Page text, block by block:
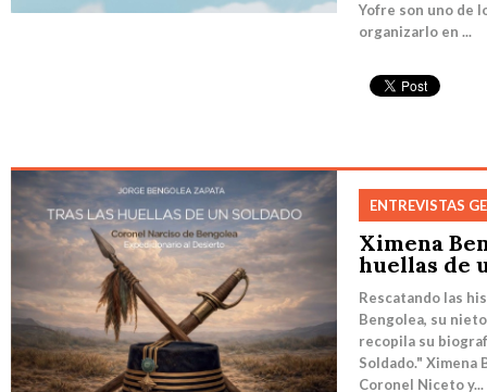
Yofre son uno de
organizarlo en ...
ENTREVISTAS
Ximena
huellas de
Rescatando las
Bengolea, su
recopila su
Soldado."
Coronel Niceto y...